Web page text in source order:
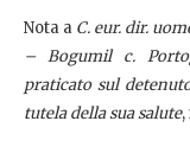
Nota a C. eur. dir.
– Bogumil c.
praticato sul
tutela della sua salute,